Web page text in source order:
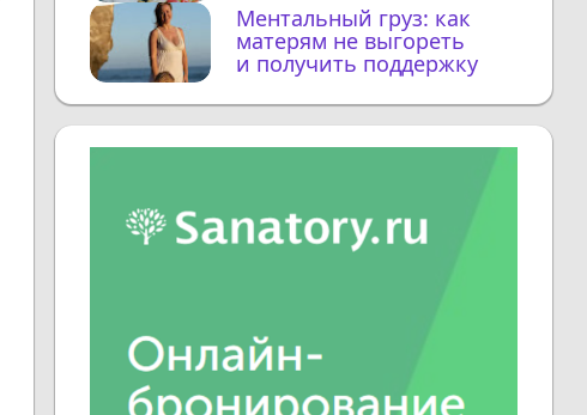
Ментальный груз: как
матерям не выгореть
и получить поддержку